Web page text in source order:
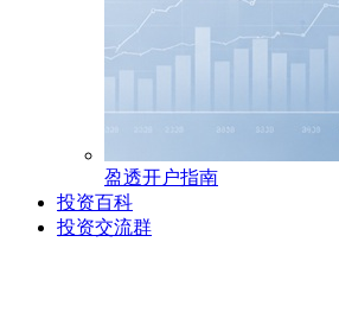
盈透开户指南
投资百科
投资交流群